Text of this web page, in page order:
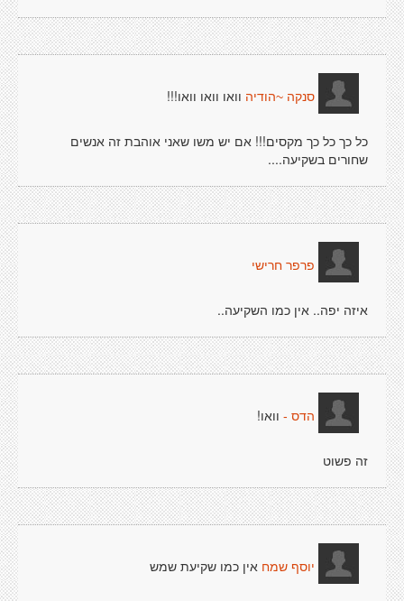
סנקה ~הודיה וואו וואו וואו!!!
כל כך כל כך מקסים!!! אם יש משו שאני אוהבת זה אנשים
שחורים בשקיעה....
פרפר חרישי
איזה יפה.. אין כמו השקיעה..
הדס - וואו!
זה פשוט
יוסף שמח אין כמו שקיעת שמש